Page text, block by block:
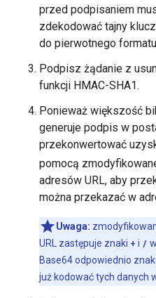
przed podpisaniem
zdekodować tajny
do pierwotnego
Podpisz żądanie z
funkcji HMAC-SHA1.
Ponieważ większość
generuje podpis w
przekonwertować
pomocą
adresów URL, aby
można przekazać w
Uwaga:
URL zastępuje znaki + i /
Base64 odpowiednio
już kodować tych danych